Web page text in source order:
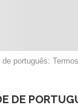
português:
DE